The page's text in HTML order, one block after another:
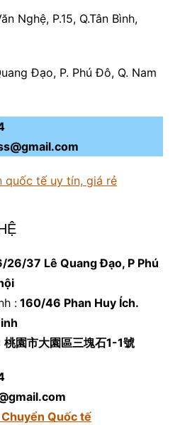
Nghệ, P.15, Q.Tân Bình,
Đạo, P. Phú Đô, Q. Nam
quốc tế uy tín, giá rẻ
26/37 Lê Quang Đạo, P Phú
:160/46 Phan Huy Ích.
桃園市大園區三塊石1-1號
Quốc tế